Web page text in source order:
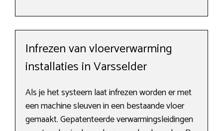
Infrezen van vloerverwarming
installaties in Varsselder
Als je het systeem laat infrezen worden er met
een machine sleuven in een bestaande vloer
gemaakt. Gepatenteerde verwarmingsleidingen